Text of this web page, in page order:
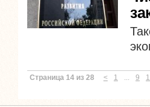
Страница 14 из 28 < 1 ... 9